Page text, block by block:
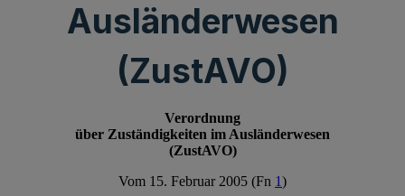
Ausländerwesen
(ZustAVO)